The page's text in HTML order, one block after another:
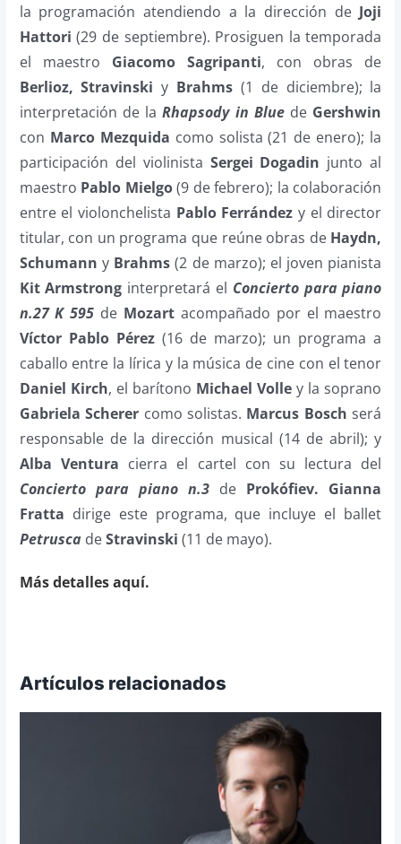
la programación atendiendo a la dirección de Joji
Hattori (29 de septiembre). Prosiguen la temporada
el maestro Giacomo Sagripanti, con obras de
Berlioz, Stravinski y Brahms (1 de diciembre); la
interpretación de laRhapsody in Bluede Gershwin
con Marco Mezquida como solista (21 de enero); la
participación del violinista Sergei Dogadin junto al
maestro Pablo Mielgo(9 de febrero); la colaboración
entre el violonchelista Pablo Ferrández y el director
titular, con un programa que reúne obras de Haydn,
Schumann y Brahms (2 de marzo); el joven pianista
Kit Armstrong interpretará el Concierto para piano
n.27 K 595 de Mozart acompañado por el maestro
Víctor Pablo Pérez(16 de marzo); un programa a
caballo entre la lírica y la música de cine con el tenor
Daniel Kirch, el barítono Michael Volle y la soprano
Gabriela Scherer como solistas. Marcus Bosch será
responsable de la dirección musical (14 de abril); y
Alba Ventura cierra el cartel con su lectura del
Concierto para piano n.3 de Prokófiev. Gianna
Fratta dirige este programa, que incluye el ballet
PetruscadeStravinski (11 de mayo).
Más detalles aquí.
Artículos relacionados